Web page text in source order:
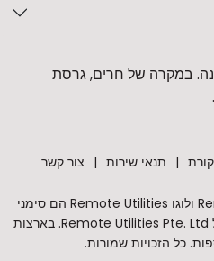
במקרה של חרים, גרסת
תנאי שירות צור קשר
© 2010 - 2026 Remote Utilities ולוגו Remote Utilities הם סימני
מסחר רשומים או סימני מסחר של Remote Utilities Pte. Ltd. בארצות
כל הזכויות שמורות.